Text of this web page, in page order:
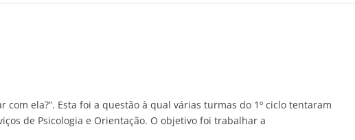
com ela?”. Esta foi a questão à qual várias turmas do 1º ciclo tentaram
de Psicologia e Orientação. O objetivo foi trabalhar a